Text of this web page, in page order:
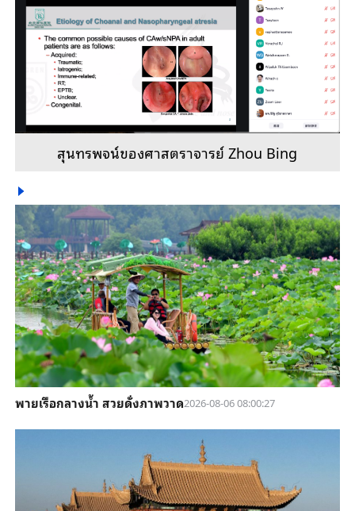
สุนทรพจน์ของศาสตราจารย์ Zhou Bing
พายเรือกลางน้ำ สวยดั่งภาพวาด2026-08-06 08:00:27